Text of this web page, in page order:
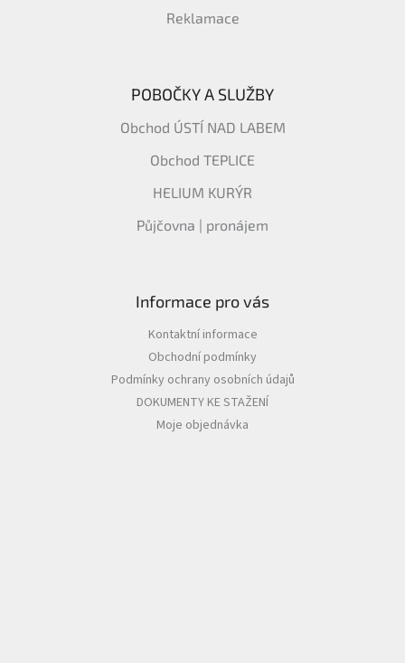
Reklamace
POBOČKY A SLUŽBY
Obchod ÚSTÍ NAD LABEM
Obchod TEPLICE
HELIUM KURÝR
Půjčovna | pronájem
Informace pro vás
Kontaktní informace
Obchodní podmínky
Podmínky ochrany osobních údajů
DOKUMENTY KE STAŽENÍ
Moje objednávka